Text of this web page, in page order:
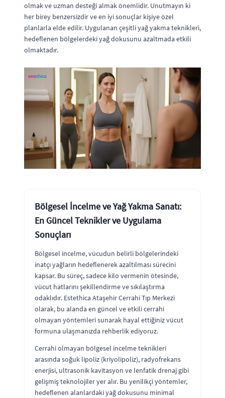
olmak ve uzman desteği almak önemlidir. Unutmayın ki
her birey benzersizdir ve en iyi sonuçlar kişiye özel
planlarla elde edilir. Uygulanan çeşitli yağ yakma teknikleri,
hedeflenen bölgelerdeki yağ dokusunu azaltmada etkili
olmaktadır.
Bölgesel İncelme ve Yağ Yakma Sanatı:
En Güncel Teknikler ve Uygulama
Sonuçları
Bölgesel incelme, vücudun belirli bölgelerindeki
inatçı yağların hedeflenerek azaltılması sürecini
kapsar. Bu süreç, sadece kilo vermenin ötesinde,
vücut hatlarını şekillendirme ve sıkılaştırma
odaklıdır. Estethica Ataşehir Cerrahi Tıp Merkezi
olarak, bu alanda en güncel ve etkili cerrahi
olmayan yöntemleri sunarak hayal ettiğiniz vücut
formuna ulaşmanızda rehberlik ediyoruz.
Cerrahi olmayan bölgesel incelme teknikleri
arasında soğuk lipoliz (kriyolipoliz), radyofrekans
enerjisi, ultrasonik kavitasyon ve lenfatik drenaj gibi
gelişmiş teknolojiler yer alır. Bu yenilikçi yöntemler,
hedeflenen alanlardaki yağ dokusunu minimal